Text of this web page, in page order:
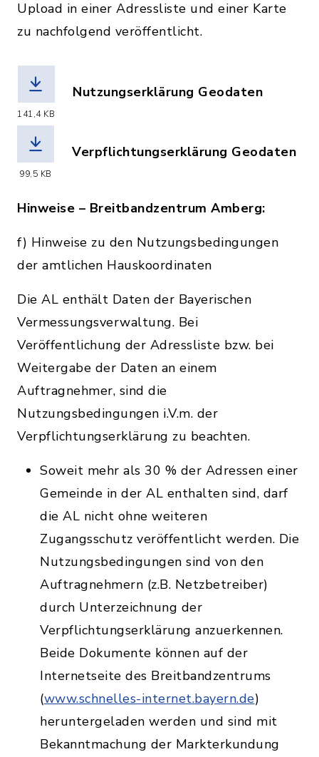
Upload in einer Adressliste und einer Karte
zu nachfolgend veröffentlicht.
141,4 KB
Nutzungserklärung Geodaten
99,5 KB
Verpflichtungserklärung Geodaten
Hinweise – Breitbandzentrum Amberg:
f) Hinweise zu den Nutzungsbedingungen
der amtlichen Hauskoordinaten
Die AL enthält Daten der Bayerischen
Vermessungsverwaltung. Bei
Veröffentlichung der Adressliste bzw. bei
Weitergabe der Daten an einem
Auftragnehmer, sind die
Nutzungsbedingungen i.V.m. der
Verpflichtungserklärung zu beachten.
Soweit mehr als 30 % der Adressen einer
Gemeinde in der AL enthalten sind, darf
die AL nicht ohne weiteren
Zugangsschutz veröffentlicht werden. Die
Nutzungsbedingungen sind von den
Auftragnehmern (z.B. Netzbetreiber)
durch Unterzeichnung der
Verpflichtungserklärung anzuerkennen.
Beide Dokumente können auf der
Internetseite des Breitbandzentrums
(www.schnelles-internet.bayern.de)
heruntergeladen werden und sind mit
Bekanntmachung der Markterkundung